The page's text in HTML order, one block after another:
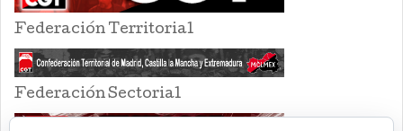
Federación Territorial
Federación Sectorial